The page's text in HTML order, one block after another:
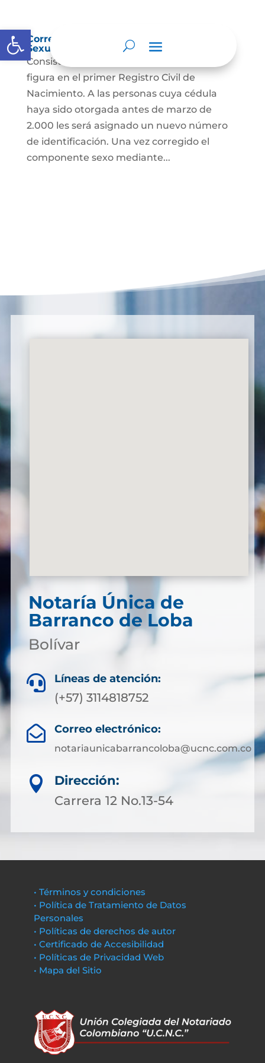
Abrir barra de herramientas
Corrección Componente de Identidad
Sexual en el Registro Civil de Nacimiento
Consiste en el cambio legal del sexo que
figura en el primer Registro Civil de
Nacimiento. A las personas cuya cédula
haya sido otorgada antes de marzo de
2.000 les será asignado un nuevo número
de identificación. Una vez corregido el
componente sexo mediante...
Notaría Única de
Barranco de Loba
Bolívar
 Líneas de atención:
(+57) 3114818752
 Correo electrónico:
notariaunicabarrancoloba@ucnc.com.co

Dirección:
Carrera 12 No.13-54
• Términos y condiciones
• Política de Tratamiento de Datos
Personales
• Políticas de derechos de autor
• Certificado de Accesibilidad
• Políticas de Privacidad Web
• Mapa del Sitio